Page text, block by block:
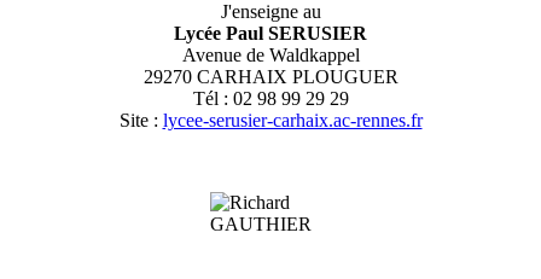
J'enseigne au
Lycée Paul SERUSIER
Avenue de Waldkappel
29270 CARHAIX PLOUGUER
Tél : 02 98 99 29 29
Site : lycee-serusier-carhaix.ac-rennes.fr